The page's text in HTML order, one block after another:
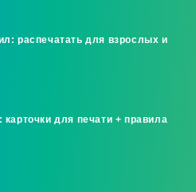
распечатать для взрослых и
карточки для печати + правила